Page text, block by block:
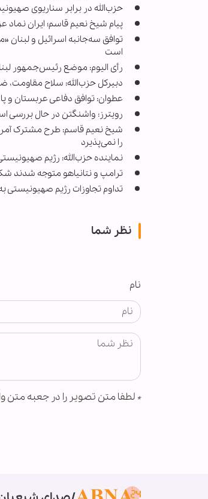
حزب‌الله در برابر سناریوی
پیام شیخ نعیم قاسم؛ ایران
توافق سه‌جانبه اسرائیل و
است
رأی الیوم: موضع رئیس‌جمهور
دبیرکل حزب‌الله: سلاح مقاومت،
عطوان: توافق دفاعی عربستان و
رویترز: واشنگتن در حال بررسی
شیخ نعیم قاسم: طرح مشترک
را نمی‌پذیرد
نماینده حزب‌الله: رژیم
ترامپ و نتانیاهو متوجه شدند
تداوم تجاوزات رژیم صهیونیستی به لبنان؛ شهادت ۲۷
نظر شما
نام
* لطفا متن تصویر را در جعبه متن